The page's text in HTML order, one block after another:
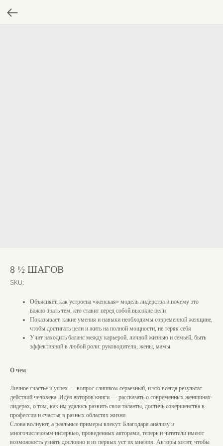
8 ½ ШАГОВ
SKU:
Объясняет, как устроена «женская» модель лидерства и почему это
важно знать тем, кто ставит перед собой высокие цели
Показывает, какие умения и навыки необходимы современной женщине,
чтобы достигать цели и жить на полной мощности, не теряя себя
Учит находить баланс между карьерой, личной жизнью и семьей, быть
эффективной в любой роли: руководителя, жены, мамы
О чем
Личное счастье и успех — вопрос слишком серьезный, и это всегда результат
действий человека. Идея авторов книги — рассказать о современных женщинах-
лидерах, о том, как им удалось развить свои таланты, достичь совершенства в
профессии и счастья в разных областях жизни.
Слова волнуют, а реальные примеры влекут. Благодаря анализу и
многочисленным интервью, проведенных авторами, теперь и читатели имеют
возможность узнать дословно и из первых уст их мнения. Авторы хотят, чтобы